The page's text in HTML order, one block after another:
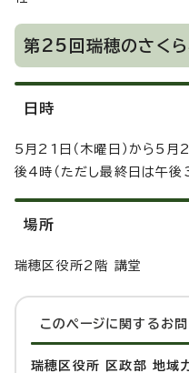
第25回瑞穂のさく
日時
5月21日（木曜日）から5
後4時（ただし最終日は午後
場所
瑞穂区役所2階 講堂
このページに関する お
瑞穂区役所 区政部 地域